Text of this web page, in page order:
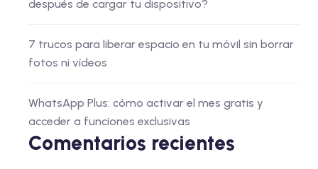
después de cargar tu dispositivo?
7 trucos para liberar espacio en tu móvil sin borrar
fotos ni vídeos
WhatsApp Plus: cómo activar el mes gratis y
acceder a funciones exclusivas
Comentarios recientes